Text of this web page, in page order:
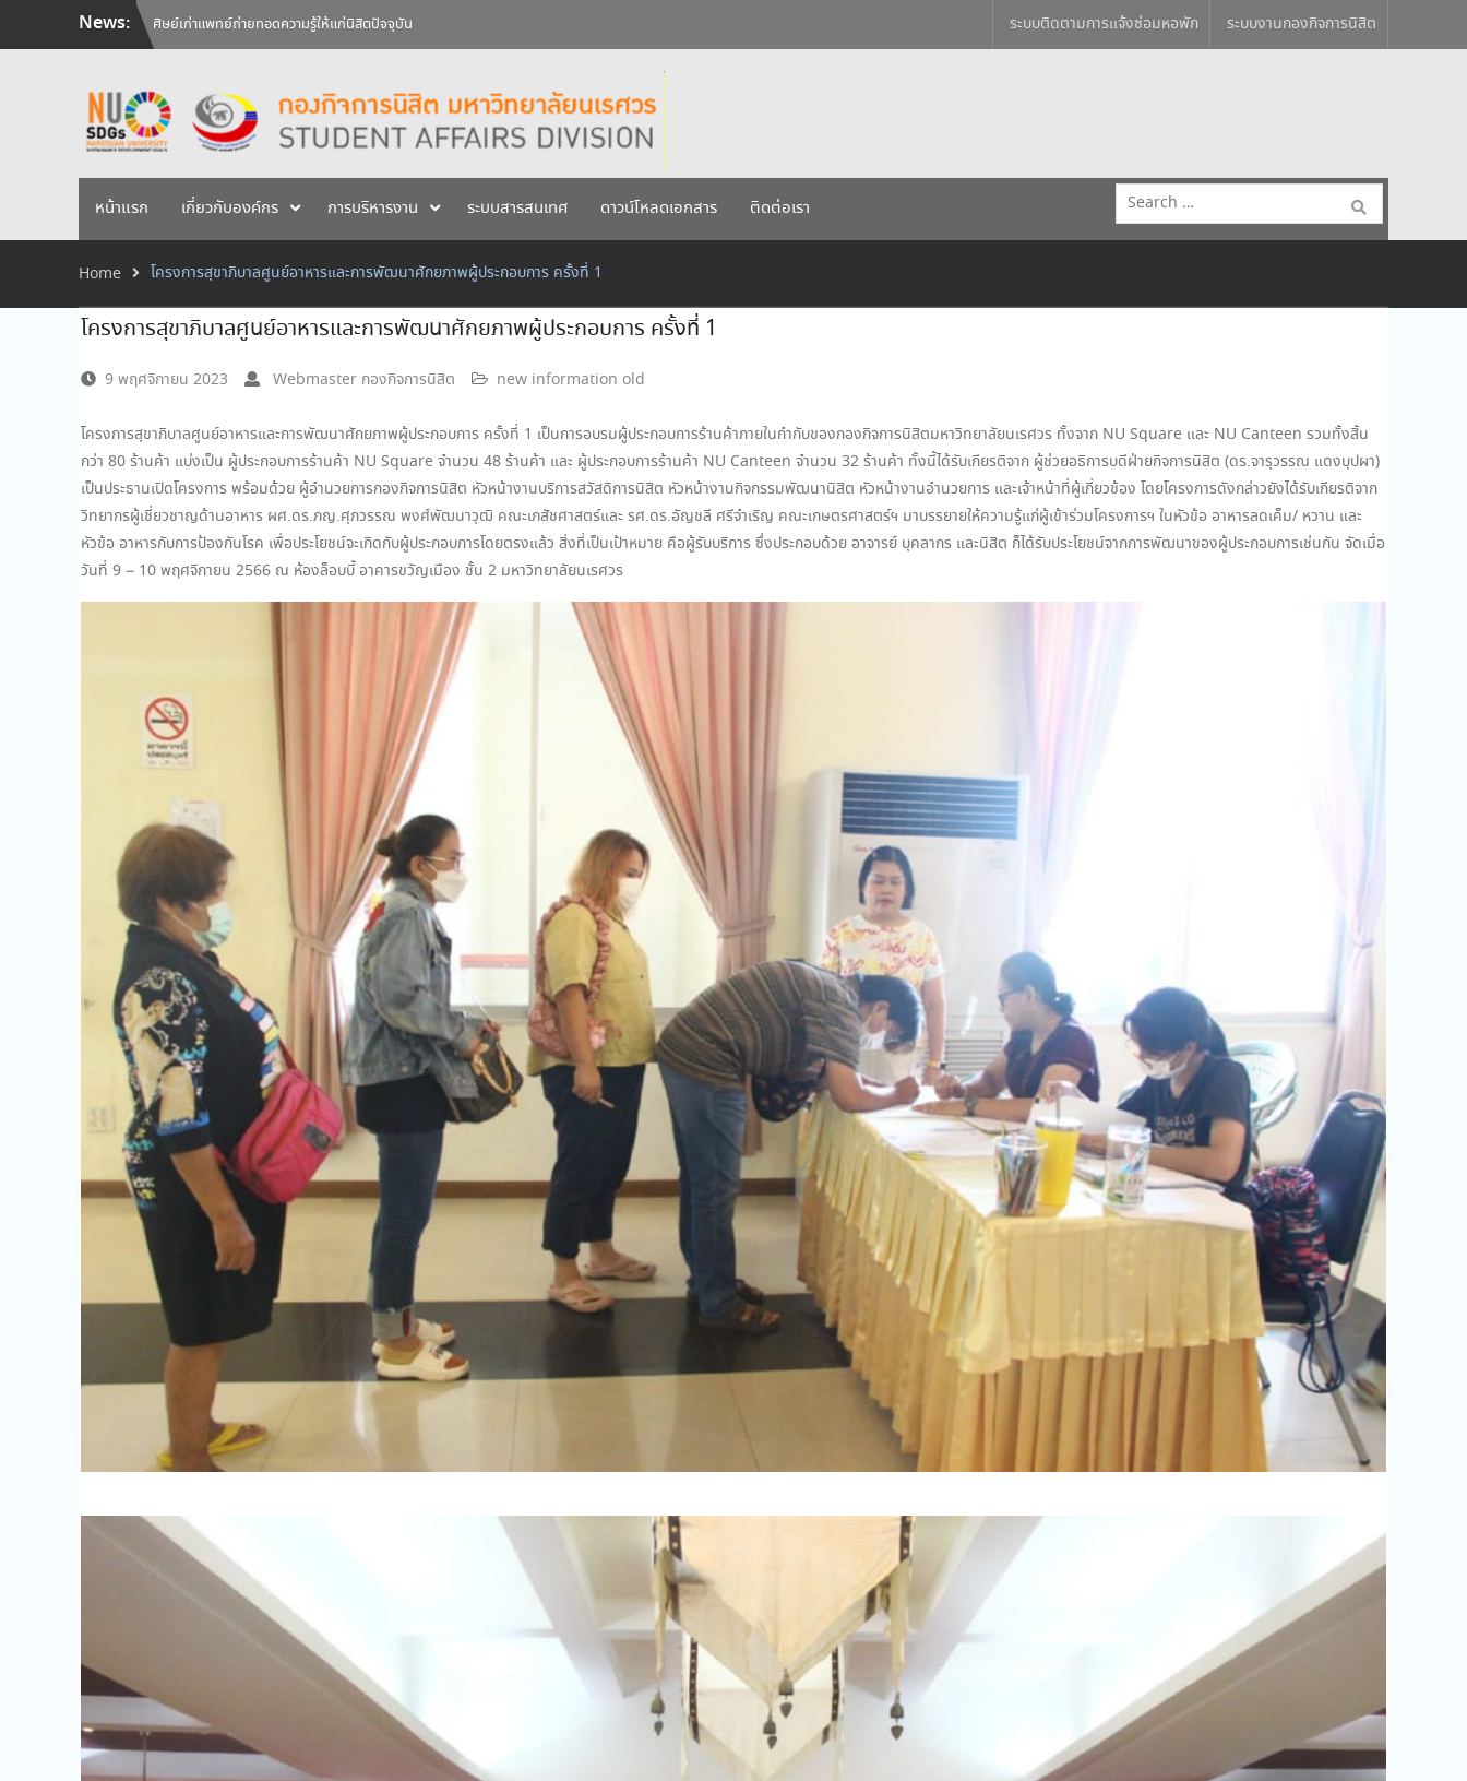
News:
วันคล้ายวันสถาปนามหาวิทยาลัยนเรศวร ครบรอบ 36 ปี 29 กรกฎาคม 2569
สัมภาษณ์นิสิตเพื่อพิจารณาเข้ารับทุนการศึกษามหาวิทยาลัยนเรศวร ประจำปีการศึกษา 256
ระบบติดตามการแจ้งซ่อมหอพัก ระบบงานกองกิจการนิสิต
หน้าแรก เกี่ยวกับองค์กร การบริหารงาน ระบบสารสนเทศ ดาวน์โหลดเอกสาร ติดต่อเรา
Search
for:
Home โครงการสุขาภิบาลศูนย์อาหารและการพัฒนาศักยภาพผู้ประกอบการ ครั้งที่ 1
โครงการสุขาภิบาลศูนย์อาหารและการพัฒนาศักยภาพผู้ประกอบการ ครั้งที่ 1
9 พฤศจิกายน 2023 Webmaster กองกิจการนิสิต new information old
โครงการสุขาภิบาลศูนย์อาหารและการพัฒนาศักยภาพผู้ประกอบการ ครั้งที่ 1 เป็นการอบรมผู้ประกอบการร้านค้าภายในกำกับของกองกิจการนิสิตมหาวิทยาลัยนเรศวร ทั้งจาก NU Square และ NU Canteen รวมทั้งสิ้น
กว่า 80 ร้านค้า แบ่งเป็น ผู้ประกอบการร้านค้า NU Square จำนวน 48 ร้านค้า และ ผู้ประกอบการร้านค้า NU Canteen จำนวน 32 ร้านค้า ทั้งนี้ได้รับเกียรติจาก ผู้ช่วยอธิการบดีฝ่ายกิจการนิสิต (ดร.จารุวรรณ แดงบุปผา)
เป็นประธานเปิดโครงการ พร้อมด้วย ผู้อำนวยการกองกิจการนิสิต หัวหน้างานบริการสวัสดิการนิสิต หัวหน้างานกิจกรรมพัฒนานิสิต หัวหน้างานอำนวยการ และเจ้าหน้าที่ผู้เกี่ยวข้อง โดยโครงการดังกล่าวยังได้รับเกียรติจาก
วิทยากรผู้เชี่ยวชาญด้านอาหาร ผศ.ดร.ภญ.ศุภวรรณ พงศ์พัฒนาวุฒิ คณะเภสัชศาสตร์และ รศ.ดร.อัญชลี ศรีจำเริญ คณะเกษตรศาสตร์ฯ มาบรรยายให้ความรู้แก่ผู้เข้าร่วมโครงการฯ ในหัวข้อ อาหารลดเค็ม/ หวาน และ
หัวข้อ อาหารกับการป้องกันโรค เพื่อประโยชน์จะเกิดกับผู้ประกอบการโดยตรงแล้ว สิ่งที่เป็นเป้าหมาย คือผู้รับบริการ ซึ่งประกอบด้วย อาจารย์ บุคลากร และนิสิต ก็ได้รับประโยชน์จากการพัฒนาของผู้ประกอบการเช่นกัน จัดเมื่อ
วันที่ 9 – 10 พฤศจิกายน 2566 ณ ห้องล็อบบี้ อาคารขวัญเมือง ชั้น 2 มหาวิทยาลัยนเรศวร